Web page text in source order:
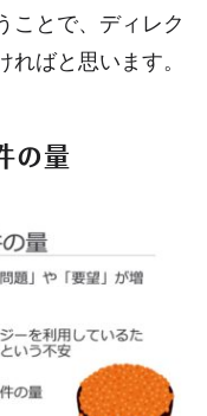
ことで、ディレク
ばと思います。
の量